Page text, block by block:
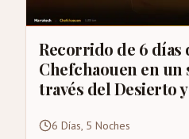
Recorrido de 6 días
Chefchaouen en un
través del Desierto y
6 Días, 5 Noches